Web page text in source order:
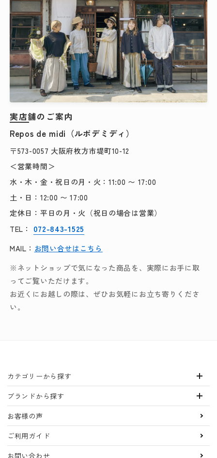
検索する
実店舗のご案内
Repos de midi（ルポデミディ）
〒573-0057 大阪府枚方市堤町10-12
＜営業時間＞
水・木・金・祝日の月・火：11:00 〜 17:00
土・日：12:00 〜 17:00
定休日：平日の月・火（祝日の場合は営業）
TEL：
072-843-1525
MAIL： お問い合せはこちら
※ネットショップで気になった商品を、実際にお手に取
ってご覧いただけます。
お近くにお越しの際は、ぜひお気軽にお立ち寄りくださ
い。
カテゴリーから探す
ブランドから探す
お客様の声
ご利用ガイド
お問い合わせ